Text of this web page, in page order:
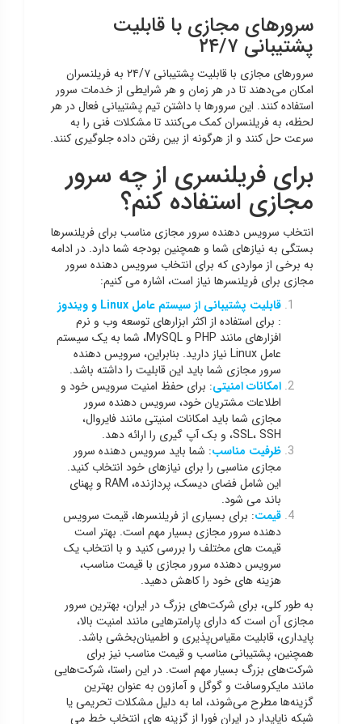
سرورهای مجازی با قابلیت
پشتیبانی ۲۴/۷
سرورهای مجازی با قابلیت پشتیبانی ۲۴/۷ به فریلنسران
امکان می‌دهند تا در هر زمان و هر شرایطی از خدمات سرور
استفاده کنند. این سرورها با داشتن تیم پشتیبانی فعال در هر
لحظه، به فریلنسران کمک می‌کنند تا مشکلات فنی را به
سرعت حل کنند و از هرگونه از بین رفتن داده جلوگیری کنند.
برای فریلنسری از چه سرور
مجازی استفاده کنم؟
انتخاب سرویس دهنده سرور مجازی مناسب برای فریلنسرها
بستگی به نیازهای شما و همچنین بودجه شما دارد. در ادامه
به برخی از مواردی که برای انتخاب سرویس دهنده سرور
مجازی برای فریلنسرها نیاز است، اشاره می کنیم:
قابلیت پشتیبانی از سیستم عامل Linux و ویندوز
: برای استفاده از اکثر ابزارهای توسعه وب و نرم
افزارهای مانند PHP و MySQL، شما به یک سیستم
عامل Linux نیاز دارید. بنابراین، سرویس دهنده
سرور مجازی شما باید این قابلیت را داشته باشد.
امکانات امنیتی: برای حفظ امنیت سرویس خود و
اطلاعات مشتریان خود، سرویس دهنده سرور
مجازی شما باید امکانات امنیتی مانند فایروال،
SSL، SSH، و بک آپ گیری را ارائه دهد.
ظرفیت مناسب: شما باید سرویس دهنده سرور
مجازی مناسبی را برای نیازهای خود انتخاب کنید.
این شامل فضای دیسک، پردازنده، RAM و پهنای
باند می شود.
قیمت: برای بسیاری از فریلنسرها، قیمت سرویس
دهنده سرور مجازی بسیار مهم است. بهتر است
قیمت های مختلف را بررسی کنید و با انتخاب یک
سرویس دهنده سرور مجازی با قیمت مناسب،
هزینه های خود را کاهش دهید.
به طور کلی، برای شرکت‌های بزرگ در ایران، بهترین سرور
مجازی آن است که دارای پارامترهایی مانند امنیت بالا،
پایداری، قابلیت مقیاس‌پذیری و اطمینان‌بخشی باشد.
همچنین، پشتیبانی مناسب و قیمت مناسب نیز برای
شرکت‌های بزرگ بسیار مهم است. در این راستا، شرکت‌هایی
مانند مایکروسافت و گوگل و آمازون به عنوان بهترین
گزینه‌ها مطرح می‌شوند، اما به دلیل مشکلات تحریمی یا
شبکه ناپایدار در ایران فورا از گزینه های انتخاب خط می